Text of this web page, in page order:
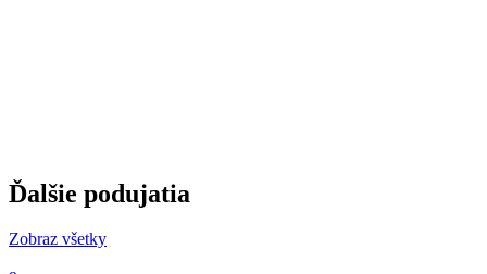
Ďalšie podujatia
Zobraz všetky